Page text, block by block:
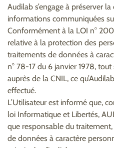
Audilab s’engage à préserver
informations communiquées
Conformément à la LOI n°
relative à la protection des
traitements de données à
n° 78-17 du 6 janvier 1978,
auprès de la CNIL, ce
effectué.
L’Utilisateur est informé que,
loi Informatique et Libertés,
que responsable du
de données à caractère